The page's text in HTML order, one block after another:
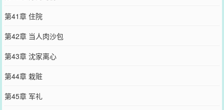
第41章 住院
第42章 当人肉沙包
第43章 沈家离心
第44章 栽赃
第45章 军礼